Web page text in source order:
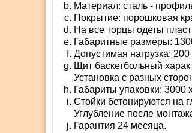
Материал: сталь -
Покрытие: порошковая
На все торцы одеты
Габаритные размеры:
Допустимая нагрузка: 200
Щит баскетбольный
Установка с разных
Габариты упаковки:
Стойки бетонируются на
Углубление после
Гарантия 24 месяца.